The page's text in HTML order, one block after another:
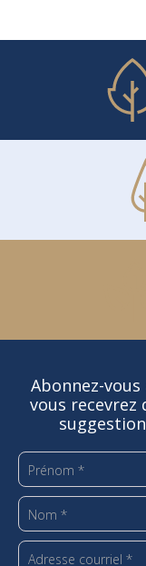
Abonnez-
vous recevrez